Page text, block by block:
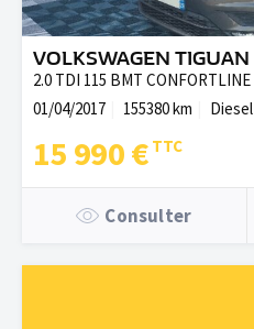
VOLKSWAGEN TIGUAN
2.0 TDI 115 BMT CONFORTLINE
01/04/2017
155380 km Diesel
15 990 €
Consulter